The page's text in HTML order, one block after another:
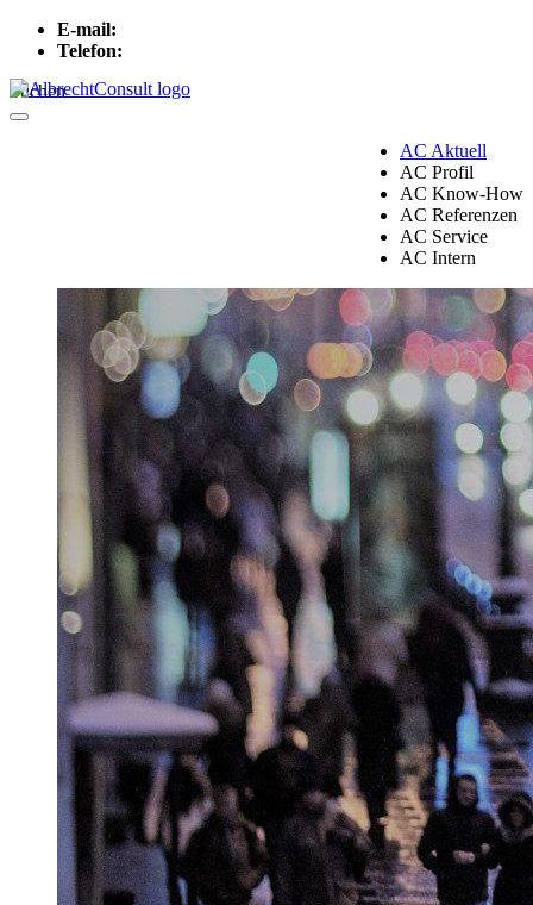
E-mail:
Telefon:
Suchen
Menu
AC Aktuell
AC Profil
AC Know-How
AC Referenzen
AC Service
AC Intern